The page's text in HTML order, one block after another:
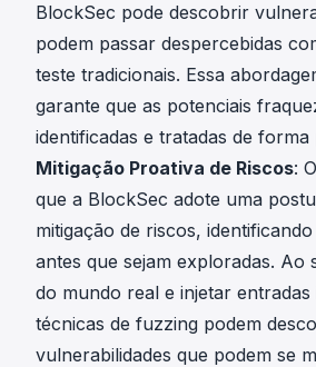
BlockSec pode descobrir
podem passar despercebidas
teste tradicionais. Essa
garante que as potenciais
identificadas e tratadas de forma
Mitigação Proativa de Riscos:
que a BlockSec adote uma
mitigação de riscos,
antes que sejam exploradas. Ao
do mundo real e injetar entradas
técnicas de fuzzing podem
vulnerabilidades que podem se